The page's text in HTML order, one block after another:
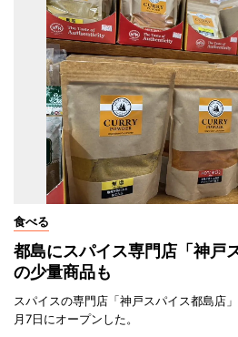
食べる
都島にスパイス専門店「神
の少量商品も
スパイスの専門店「神戸スパイス都島店
月7日にオープンした。